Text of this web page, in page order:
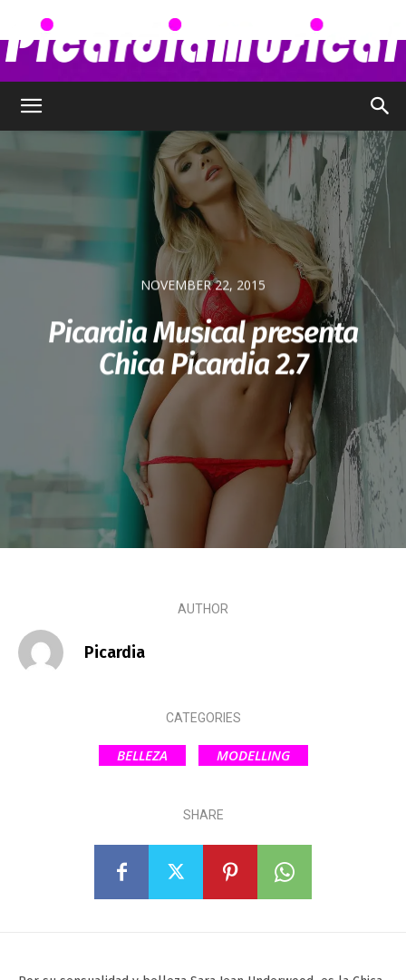
Musical
–
Chismes,
Escandalos,Morbo,
NOVEMBER 22, 2015
Picardia Musical presenta
Chica Picardia 2.7
AUTHOR
Picardia
CATEGORIES
BELLEZA MODELLING
SHARE